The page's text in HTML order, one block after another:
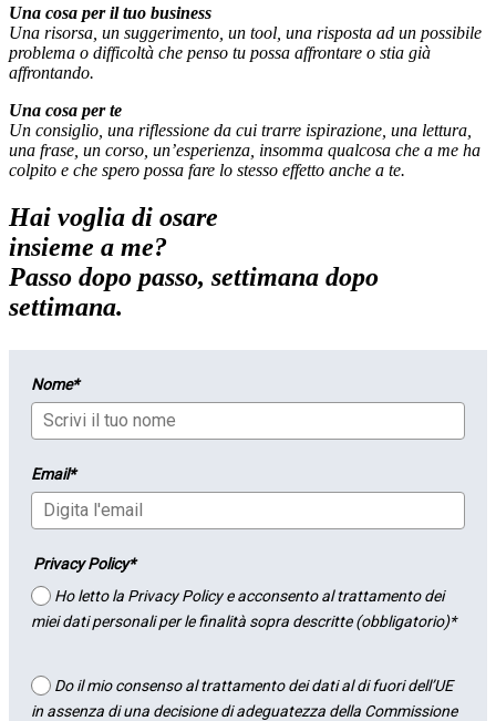
Una cosa per il tuo business
Una risorsa, un suggerimento, un tool, una risposta ad un possibile
problema o difficoltà che penso tu possa affrontare o stia già
affrontando.
Una cosa per te
Un consiglio, una riflessione da cui trarre ispirazione, una lettura,
una frase, un corso, un’esperienza, insomma qualcosa che a me ha
colpito e che spero possa fare lo stesso effetto anche a te.
Hai voglia di osare
insieme a me?
Passo dopo passo, settimana dopo
settimana.
Nome*
Email*
Privacy Policy*
Ho letto la Privacy Policy e acconsento al trattamento dei
miei dati personali per le finalità sopra descritte (obbligatorio)*
Do il mio consenso al trattamento dei dati al di fuori dell’UE
in assenza di una decisione di adeguatezza della Commissione